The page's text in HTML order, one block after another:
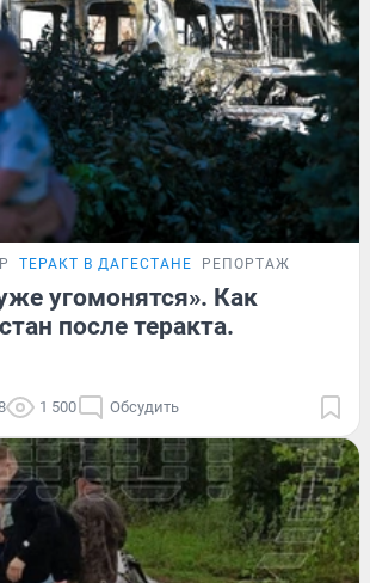
ТЕРАКТ В ДАГЕСТАНЕ РЕПОРТАЖ
угомонятся». Как
после теракта.
1 500 Обсудить